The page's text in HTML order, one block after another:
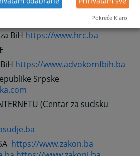
www.crpc.org.ba
BiH https://www.hrc.ba
https://www.advokomfbih.ba
Srpske
(Centar za sudsku
https://www.zakon.ba
Pokreće Klaro!